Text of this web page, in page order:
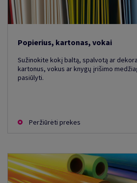
Popierius, kartonas, vokai
Sužinokite kokį baltą, spalvotą ar
kartonus, vokus ar knygų įrišimo
pasiūlyti.
Peržiūrėti prekes